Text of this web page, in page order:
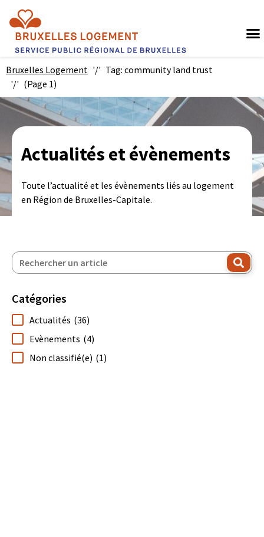
Bruxelles Logement
Tag: community land trust
(Page 1)
Actualités et évènements
Toute l’actualité et les évènements liés au logement
en Région de Bruxelles-Capitale.
Catégories
Actualités (36)
Evènements (4)
Non classifié(e) (1)